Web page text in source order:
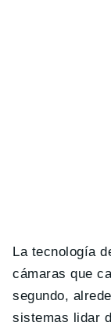
La tecnología
cámaras que
segundo,
sistemas lidar